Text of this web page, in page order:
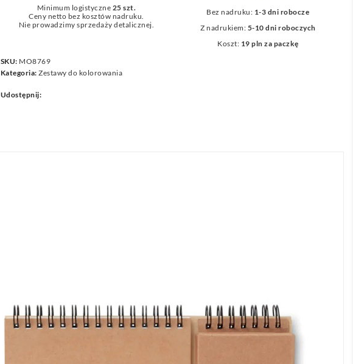
Minimum logistyczne 25 szt.
Ceny netto bez kosztów nadruku.
Nie prowadzimy sprzedaży detalicznej.
Bez nadruku: 1-3 dni robocze
Z nadrukiem: 5-10 dni roboczych
Koszt: 19 pln za paczkę
SKU: MO8769
Kategoria:Zestawy do kolorowania
Udostępnij: